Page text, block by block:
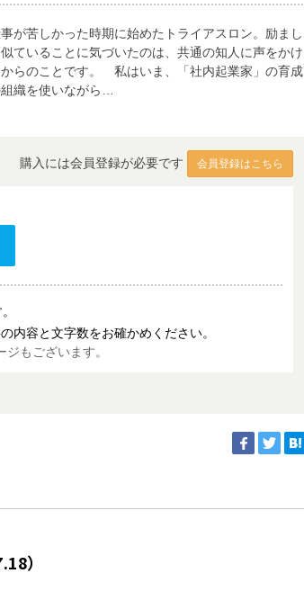
が苦しかった時期に始めたトライアスロン。励まし
ていることに気づいたのは、共通の知人に声をかけ
らのことです。 私はいま、「社内起業家」の育成
織を使いながら…
購入には会員登録が必要です 会員登録はこちら
内容と文字数をお確かめください。
もございます。
）